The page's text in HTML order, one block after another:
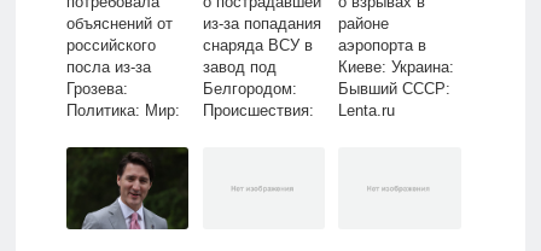
объяснений от
российского
посла из-за
Грозева:
Политика: Мир:
из-за попадания
снаряда ВСУ в
завод под
Белгородом:
Происшествия:
районе
аэропорта в
Киеве: Украина:
Бывший СССР:
Lenta.ru